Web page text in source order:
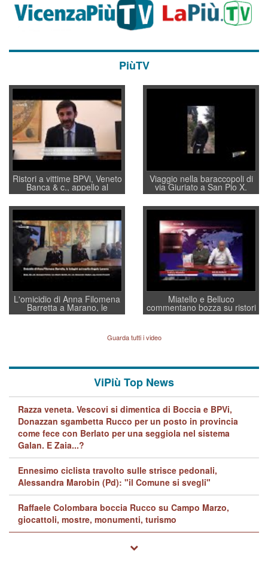
PiùTV
Ristori a vittime BPVi, Veneto
Banca & c., appello al
sottosegretario Alessio
Villarosa: per mettere ordine
convochi con Di Maio CNCU
a supporto della cabina di
regia al Mef
Viaggio nella baraccopoli di
via Giuriato a San Pio X.
Vicenza ai Vicentini: “faremo
un regalo di Natale ai
residenti”
L'omicidio di Anna Filomena
Barretta a Marano, le
indagini dei carabinieri di
Lavarra: più avvincenti di
quelle di... Barbara D'Urso
Miatello e Belluco
commentano bozza su ristori
BPVi e Veneto Banca
Guarda tutti i video
ViPiù Top News
Razza veneta. Vescovi si dimentica di Boccia e BPVi,
Donazzan sgambetta Rucco per un posto in provincia
come fece con Berlato per una seggiola nel sistema
Galan. E Zaia...?
Ennesimo ciclista travolto sulle strisce pedonali,
Alessandra Marobin (Pd): "il Comune si svegli"
Raffaele Colombara boccia Rucco su Campo Marzo,
giocattoli, mostre, monumenti, turismo